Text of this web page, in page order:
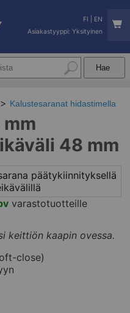
FI
EN
Asiakastyyppi: Yksityinen
Kalustesaranat hidastimella
mm
48 mm
keittiön kaapin ovessa.
close)
varastotuotteille